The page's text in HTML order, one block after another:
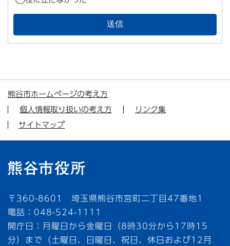
熊谷市ホームページの考え方
個人情報取り扱いの考え方
リンク集
サイトマップ
〒360-8601 埼玉県熊谷市宮町二丁目47番地1
電話：048-524-1111
開庁日：月曜日から金曜日（8時30分から17時15
分）まで（土曜日、日曜日、祝日、休日および12月